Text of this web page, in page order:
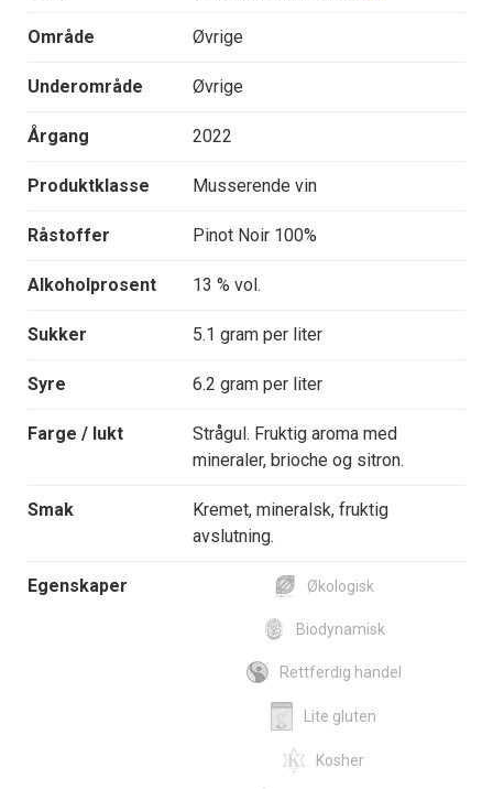
Område Øvrige
Underområde Øvrige
Årgang 2022
Produktklasse Musserende vin
Råstoffer Pinot Noir 100%
Alkoholprosent 13 % vol.
Sukker 5.1 gram per liter
Syre 6.2 gram per liter
Farge / lukt
Strågul. Fruktig aroma med
mineraler, brioche og sitron.
Smak
Kremet, mineralsk, fruktig
avslutning.
Egenskaper Økologisk
Biodynamisk
Rettferdig handel
Lite gluten
Kosher